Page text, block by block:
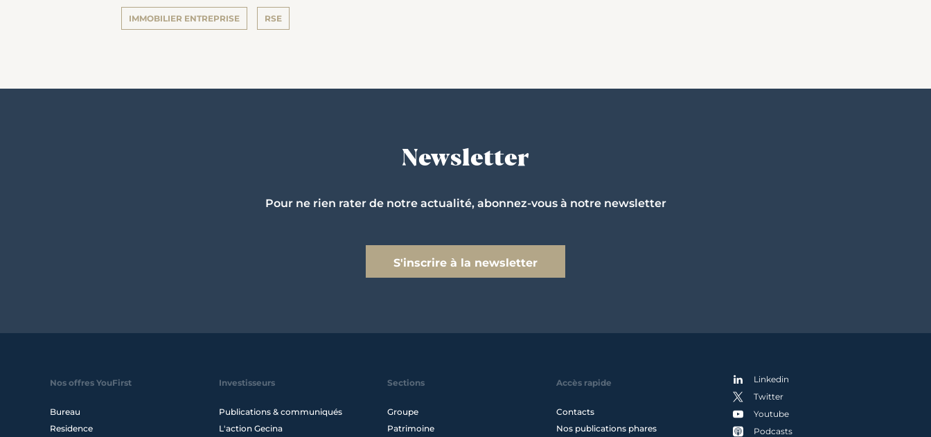
IMMOBILIER ENTREPRISE RSE
Newsletter
Pour ne rien rater de notre actualité, abonnez-vous à notre newsletter
S'inscrire à la newsletter
Nos offres YouFirst
Bureau
Residence
Investisseurs
Publications & communiqués
L'action Gecina
Sections
Groupe
Patrimoine
Accès rapide
Contacts
Nos publications phares
Linkedin
Twitter
Youtube
Podcasts